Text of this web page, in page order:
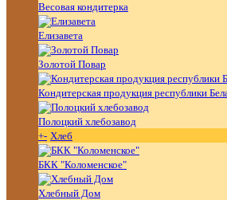
Весовая кондитерка
Елизавета
Золотой Повар
Кондитерская продукция республики
Полоцкий хлебозавод
+- Хлеб
БКК "Коломенское"
Хлебный Дом